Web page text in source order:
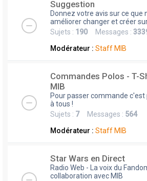
Suggestion
Donnez votre avis sur ce que
améliorer changer et créer
Sujets : 190 Messages :
Modérateur : Staff MIB
Commandes Polos - T-
MIB
Pour passer commande
à tous !
Sujets : 7Messages : 564
Modérateur : Staff MIB
Star Wars en Direct
Radio Web - La voix du
collaboration avec MIB